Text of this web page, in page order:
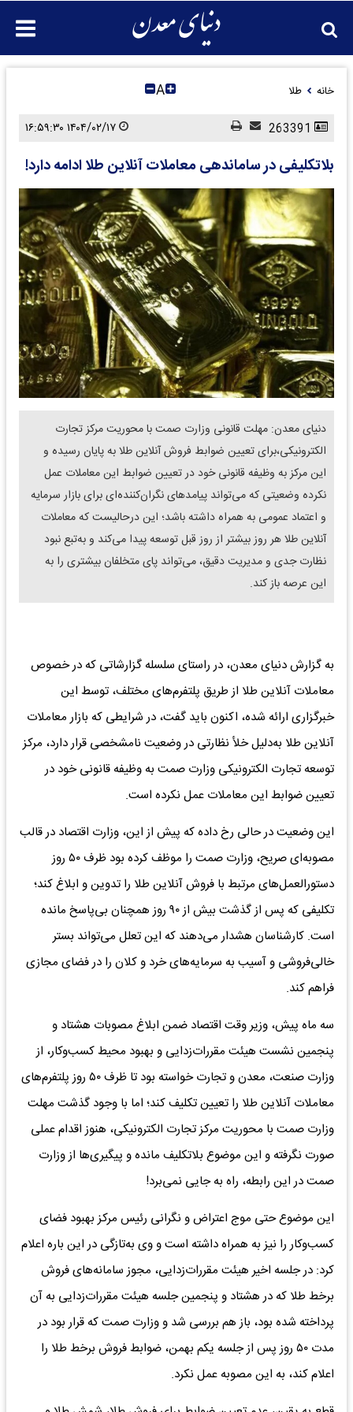
خانه طلا A
بلاتکلیفی در ساماندهی معاملات آنلاین طلا ادامه دارد!
دنیای معدن: مهلت قانونی وزارت صمت با محوریت مرکز تجارت
الکترونیکی،برای تعیین ضوابط فروش آنلاین طلا به پایان رسیده و
این مرکز به وظیفه قانونی خود در تعیین ضوابط این معاملات عمل
نکرده وضعیتی که می‌تواند پیامدهای نگران‌کننده‌ای برای بازار سرمایه
و اعتماد عمومی به همراه داشته باشد؛ این درحالیست که معاملات
آنلاین طلا هر روز بیشتر از روز قبل توسعه پیدا می‌کند و به‌تبع نبود
نظارت جدی و مدیریت دقیق، می‌تواند پای متخلفان بیشتری را به
این عرصه باز کند.
به گزارش دنیای معدن، در راستای سلسله گزارشاتی که در خصوص
معاملات آنلاین طلا از طریق پلتفرم‌های مختلف، توسط این
خبرگزاری ارائه شده، اکنون باید گفت، در شرایطی که بازار معاملات
آنلاین طلا به‌دلیل خلأ نظارتی در وضعیت نامشخصی قرار دارد، مرکز
توسعه تجارت الکترونیکی وزارت صمت به وظیفه قانونی خود در
تعیین ضوابط این معاملات عمل نکرده است.
این وضعیت در حالی رخ داده که پیش از این، وزارت اقتصاد در قالب
مصوبه‌ای صریح، وزارت صمت را موظف کرده بود ظرف ۵۰ روز
دستورالعمل‌های مرتبط با فروش آنلاین طلا را تدوین و ابلاغ کند؛
تکلیفی که پس از گذشت بیش از ۹۰ روز همچنان بی‌پاسخ مانده
است. کارشناسان هشدار می‌دهند که این تعلل می‌تواند بستر
خالی‌فروشی و آسیب به سرمایه‌های خرد و کلان را در فضای مجازی
فراهم کند.
سه ماه پیش، وزیر وقت اقتصاد ضمن ابلاغ مصوبات هشتاد و
پنجمین نشست هیئت مقررات‌زدایی و بهبود محیط کسب‌وکار، از
وزارت صنعت، معدن و تجارت خواسته بود تا ظرف ۵۰ روز پلتفرم‌های
معاملات آنلاین طلا را تعیین تکلیف کند؛ اما با وجود گذشت مهلت
وزارت صمت با محوریت مرکز تجارت الکترونیکی، هنوز اقدام عملی
صورت نگرفته و این موضوع بلاتکلیف مانده و پیگیری‌ها از وزارت
صمت در این رابطه، راه به جایی نمی‌برد!
این موضوع حتی موج اعتراض و نگرانی رئیس مرکز بهبود فضای
کسب‌وکار را نیز به همراه داشته است و وی به‌تازگی در این باره اعلام
کرد: در جلسه اخیر هیئت مقررات‌زدایی، مجوز سامانه‌های فروش
برخط طلا که در هشتاد و پنجمین جلسه هیئت مقررات‌زدایی به آن
پرداخته شده بود، باز هم بررسی شد و وزارت صمت که قرار بود در
مدت ۵۰ روز پس از جلسه یکم بهمن، ضوابط فروش برخط طلا را
اعلام کند، به این مصوبه عمل نکرد.